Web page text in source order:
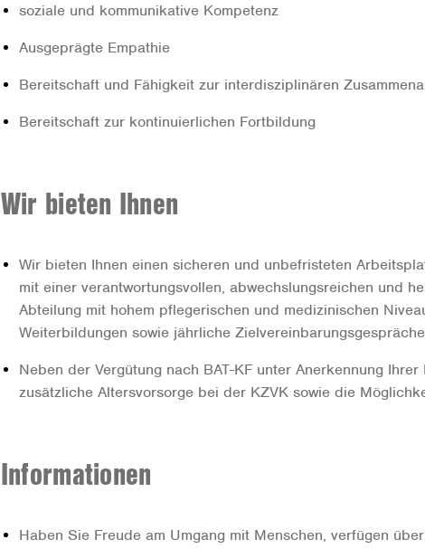
soziale und kommunikative Kompetenz
Ausgeprägte Empathie
Bereitschaft und Fähigkeit zur interdisziplinären
Bereitschaft zur kontinuierlichen Fortbildung
Wir bieten Ihnen
Wir bieten Ihnen einen sicheren und unbefristeten
mit einer verantwortungsvollen, abwechslungsreichen und
Abteilung mit hohem pflegerischen und medizinischen
Weiterbildungen sowie jährliche
Neben der Vergütung nach BAT-KF unter Anerkennung
zusätzliche Altersvorsorge bei der KZVK sowie die
Informationen
Haben Sie Freude am Umgang mit Menschen, verfügen